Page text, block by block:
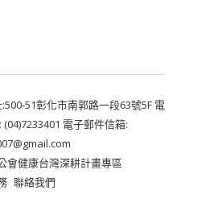
51彰化市南郭路一段63號5F 電
(04)7233401 電子郵件信箱:
會健康台灣深耕計畫專區
聯絡我們